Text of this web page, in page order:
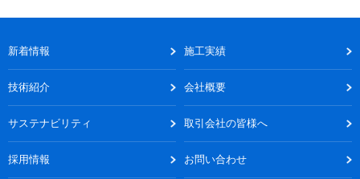
新着情報 施工実績
技術紹介 会社概要
サステナビリティ 取引会社の皆様へ
採用情報 お問い合わせ